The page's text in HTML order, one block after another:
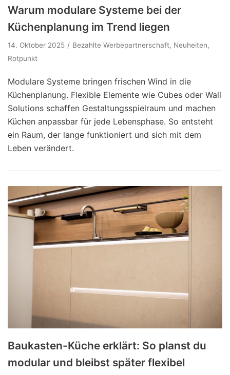
Warum modulare Systeme bei der
Küchenplanung im Trend liegen
14. Oktober 2025 Bezahlte Werbepartnerschaft, Neuheiten,
Rotpunkt
Modulare Systeme bringen frischen Wind in die
Küchenplanung. Flexible Elemente wie Cubes oder Wall
Solutions schaffen Gestaltungsspielraum und machen
Küchen anpassbar für jede Lebensphase. So entsteht
ein Raum, der lange funktioniert und sich mit dem
Leben verändert.
Baukasten-Küche erklärt: So planst du
modular und bleibst später flexibel